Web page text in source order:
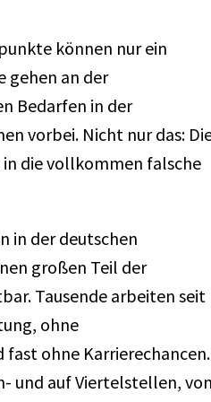
können nur ein
gehen an der
Bedarfen in der
vorbei. Nicht nur das:
die vollkommen falsche
in der deutschen
großen Teil der
Tausende arbeiten seit
ohne
fast ohne Karrierechancen.
und auf Viertelstellen,